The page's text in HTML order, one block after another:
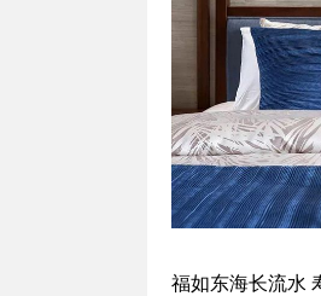
福如东海长流水